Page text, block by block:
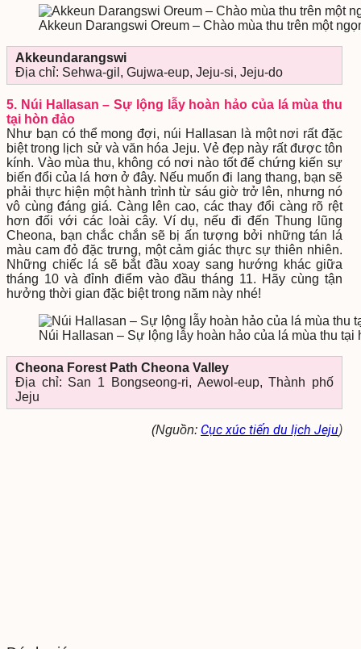
Akkeun Darangswi Oreum – Chào mùa thu trên một
Akkeundarangswi
Địa chỉ: Sehwa-gil, Gujwa-eup, Jeju-si, Jeju-do
5. Núi Hallasan – Sự lộng lẫy hoàn hảo của lá mùa thu
tại hòn đảo
Như bạn có thể mong đợi, núi Hallasan là một nơi rất đặc
biệt trong lịch sử và văn hóa Jeju. Vẻ đẹp này rất được tôn
kính. Vào mùa thu, không có nơi nào tốt để chứng kiến sự
biến đổi của lá hơn ở đây. Nếu muốn đi lang thang, bạn sẽ
phải thực hiện một hành trình từ sáu giờ trở lên, nhưng nó
vô cùng đáng giá. Càng lên cao, các thay đổi càng rõ rệt
hơn đối với các loài cây. Ví dụ, nếu đi đến Thung lũng
Cheona, bạn chắc chắn sẽ bị ấn tượng bởi những tán lá
màu cam đỏ đặc trưng, một cảm giác thực sự thiên nhiên.
Những chiếc lá sẽ bắt đầu xoay sang hướng khác giữa
tháng 10 và đỉnh điểm vào đầu tháng 11. Hãy cùng tận
hưởng thời gian đặc biệt trong năm này nhé!
Núi Hallasan – Sự lộng lẫy hoàn hảo của lá mùa thu tại
Cheona Forest Path Cheona Valley
Địa chỉ: San 1 Bongseong-ri, Aewol-eup, Thành phố
Jeju
(Nguồn: Cục xúc tiến du lịch Jeju)